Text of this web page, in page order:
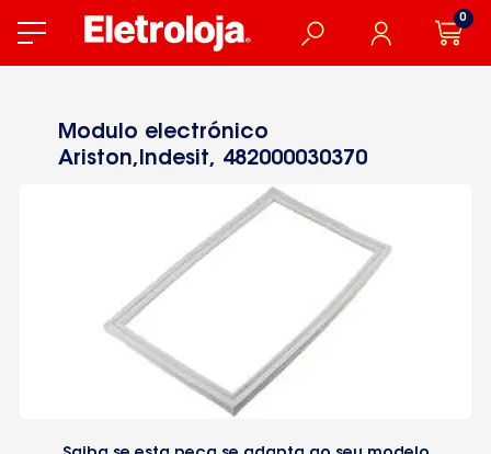
0
Modulo electrónico
Ariston,Indesit, 482000030370